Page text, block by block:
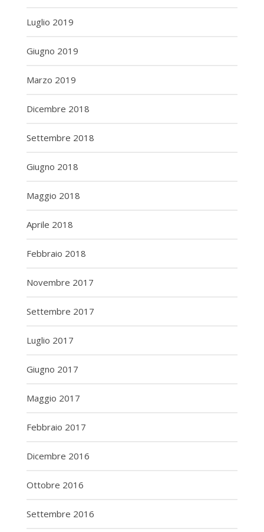
Luglio 2019
Giugno 2019
Marzo 2019
Dicembre 2018
Settembre 2018
Giugno 2018
Maggio 2018
Aprile 2018
Febbraio 2018
Novembre 2017
Settembre 2017
Luglio 2017
Giugno 2017
Maggio 2017
Febbraio 2017
Dicembre 2016
Ottobre 2016
Settembre 2016